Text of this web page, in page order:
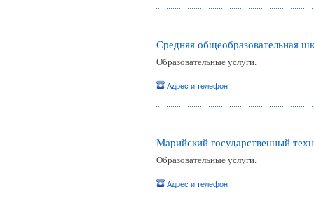
Cредняя общеобразовательная
Образовательные услуги.
Адрес и телефон
Марийский государственный
Образовательные услуги.
Адрес и телефон